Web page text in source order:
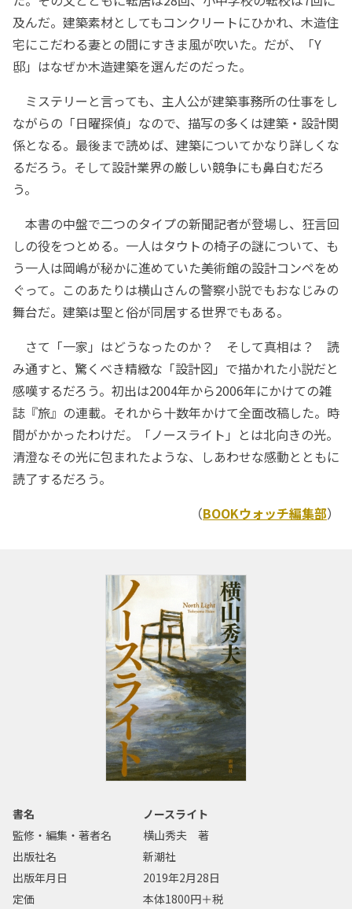
及んだ。建築素材としてもコンクリートにひかれ、木造住
宅にこだわる妻との間にすきま風が吹いた。だが、「Y
邸」はなぜか木造建築を選んだのだった。
ミステリーと言っても、主人公が建築事務所の仕事をし
ながらの「日曜探偵」なので、描写の多くは建築・設計関
係となる。最後まで読めば、建築についてかなり詳しくな
るだろう。そして設計業界の厳しい競争にも鼻白むだろ
う。
本書の中盤で二つのタイプの新聞記者が登場し、狂言回
しの役をつとめる。一人はタウトの椅子の謎について、も
う一人は岡嶋が秘かに進めていた美術館の設計コンペをめ
ぐって。このあたりは横山さんの警察小説でもおなじみの
舞台だ。建築は聖と俗が同居する世界でもある。
さて「一家」はどうなったのか？ そして真相は？ 読
み通すと、驚くべき精緻な「設計図」で描かれた小説だと
感嘆するだろう。初出は2004年から2006年にかけての雑
誌『旅』の連載。それから十数年かけて全面改稿した。時
間がかかったわけだ。「ノースライト」とは北向きの光。
清澄なその光に包まれたような、しあわせな感動とともに
読了するだろう。
（BOOKウォッチ編集部）
書名
ノースライト
監修・編集・著者名
横山秀夫 著
出版社名
新潮社
出版年月日
2019年2月28日
定価
本体1800円＋税